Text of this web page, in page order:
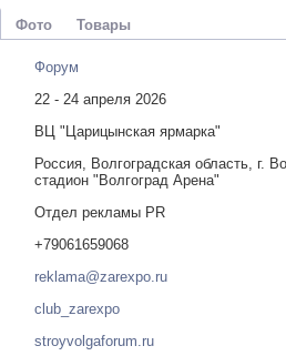
Фото Товары
Форум
22 - 24 апреля 2026
ВЦ "Царицынская ярмарка"
Россия, Волгоградская область, г.
стадион "Волгоград Арена"
Отдел рекламы PR
+79061659068
reklama@zarexpo.ru
club_zarexpo
stroyvolgaforum.ru